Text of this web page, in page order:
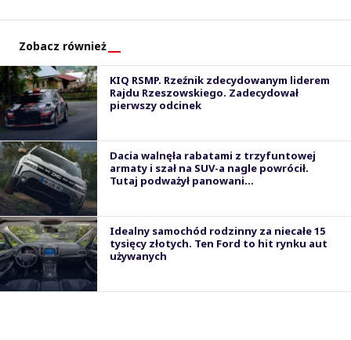
Zobacz również
KIQ RSMP. Rzeźnik zdecydowanym liderem
Rajdu Rzeszowskiego. Zadecydował
pierwszy odcinek
Dacia walnęła rabatami z trzyfuntowej
armaty i szał na SUV-a nagle powrócił.
Tutaj podważył panowani...
Idealny samochód rodzinny za niecałe 15
tysięcy złotych. Ten Ford to hit rynku aut
używanych